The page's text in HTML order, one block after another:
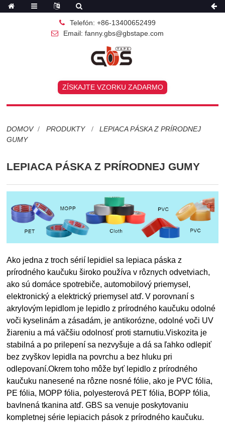
Telefón: +86-13400652499
Email: fanny.gbs@gbstape.com
ZÍSKAJTE VZORKU ZADARMO
DOMOV PRODUKTY
LEPIACA PÁSKA Z PRÍRODNEJ
GUMY
LEPIACA PÁSKA Z PRÍRODNEJ GUMY
Ako jedna z troch sérií lepidiel sa lepiaca páska z
prírodného kaučuku široko používa v rôznych odvetviach,
ako sú domáce spotrebiče, automobilový priemysel,
elektronický a elektrický priemysel atď. V porovnaní s
akrylovým lepidlom je lepidlo z prírodného kaučuku odolné
voči kyselinám a zásadám, je antikorózne, odolné voči UV
žiareniu a má väčšiu odolnosť proti starnutiu.Viskozita je
stabilná a po prilepení sa nezvyšuje a dá sa ľahko odlepiť
bez zvyškov lepidla na povrchu a bez hluku pri
odlepovaní.Okrem toho môže byť lepidlo z prírodného
kaučuku nanesené na rôzne nosné fólie, ako je PVC fólia,
PE fólia, MOPP fólia, polyesterová PET fólia, BOPP fólia,
bavlnená tkanina atď. GBS sa venuje poskytovaniu
kompletnej série lepiacich pások z prírodného kaučuku.